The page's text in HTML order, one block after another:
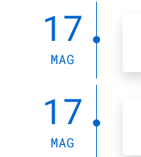
17
MAG
17
MAG